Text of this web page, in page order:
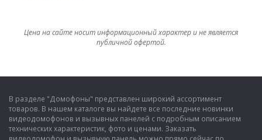
Цена на сайте носит информационный характер и не является
публичной офертой.
В разделе "Домофоны" представлен широкий ассортимент
товаров. В нашем каталоге вы найдете все последние новинки
видеодомофонов и вызывных панелей с подробным описанием
технических характеристик, фото и ценами. Заказать